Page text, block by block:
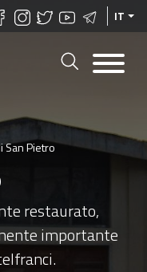
IT
San Pietro
restaurato,
importante